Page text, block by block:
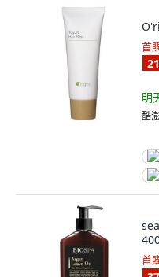
首
21
明
酷
首